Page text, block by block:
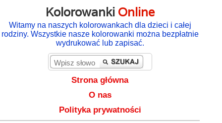
Kolorowanki Online
Witamy na naszych kolorowankach dla dzieci i całej
rodziny. Wszystkie nasze kolorowanki można bezpłatnie
wydrukować lub zapisać.
Strona główna
O nas
Polityka prywatności